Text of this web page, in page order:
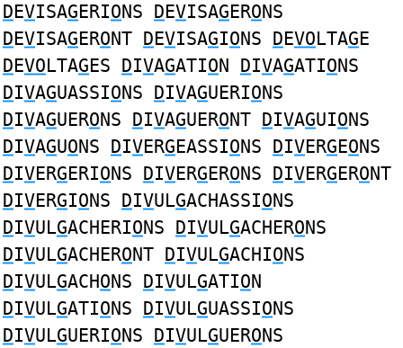
DEVISAGERIONS DEVISAGERONS
DEVISAGERONT DEVISAGIONS DEVOLTAGE
DEVOLTAGES DIVAGATION DIVAGATIONS
DIVAGUASSIONS DIVAGUERIONS
DIVAGUERONS DIVAGUERONT DIVAGUIONS
DIVAGUONS DIVERGEASSIONS DIVERGEONS
DIVERGERIONS DIVERGERONS DIVERGERONT
DIVERGIONS DIVULGACHASSIONS
DIVULGACHERIONS DIVULGACHERONS
DIVULGACHERONT DIVULGACHIONS
DIVULGACHONS DIVULGATION
DIVULGATIONS DIVULGUASSIONS
DIVULGUERIONS DIVULGUERONS